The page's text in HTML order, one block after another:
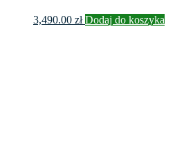
3,490.00 zł Dodaj do koszyka